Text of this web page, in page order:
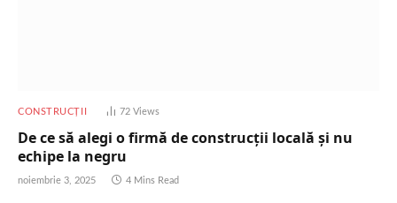
CONSTRUCȚII 72Views
De ce să alegi o firmă de construcții locală și nu
echipe la negru
noiembrie 3, 2025 4 Mins Read